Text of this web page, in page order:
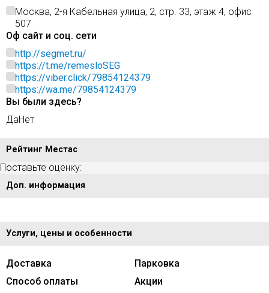
Москва, 2-я Кабельная улица, 2, стр. 33, этаж 4, офис
507
Оф сайт и соц. сети
http://segmet.ru/
https://t.me/remesloSEG
https://viber.click/79854124379
https://wa.me/79854124379
Вы были здесь?
ДаНет
Рейтинг Местас
Поставьте оценку:
Доп. информация
Услуги, цены и особенности
Доставка
Парковка
Способ оплаты
Акции